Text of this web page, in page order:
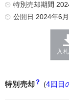
特別売却期間
公開日 2024年6
入
特別売却 (4回目